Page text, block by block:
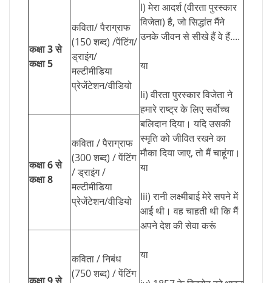
कक्षा 3 से
कक्षा 5
कविता/ पैराग्राफ
(150 शब्द) /पेंटिंग/
ड्राइंग/
मल्टीमीडिया
प्रेजेंटेशन/वीडियो
I) मेरा आदर्श (वीरता पुरस्कार
विजेता) है, जो सिद्धांत मैंने
उनके जीवन से सीखे हैं वे हैं....
या
Ii) वीरता पुरस्कार विजेता ने
हमारे राष्ट्र के लिए सर्वोच्च
बलिदान दिया। यदि उसकी
स्मृति को जीवित रखने का
मौका दिया जाए, तो मैं चाहूंगा।
या
Iii) रानी लक्ष्मीबाई मेरे सपने में
आई थी। वह चाहती थी कि मैं
अपने देश की सेवा करूं
या
कक्षा 6 से
कक्षा 8
कविता / पैराग्राफ
(300 शब्द) / पेंटिंग
/ ड्राइंग /
मल्टीमीडिया
प्रेजेंटेशन/वीडियो
कविता / निबंध
(750 शब्द) / पेंटिंग